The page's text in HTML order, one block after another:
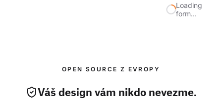
Loading
form…
OPEN SOURCE Z EVROPY
Váš design vám nikdo nevezme.